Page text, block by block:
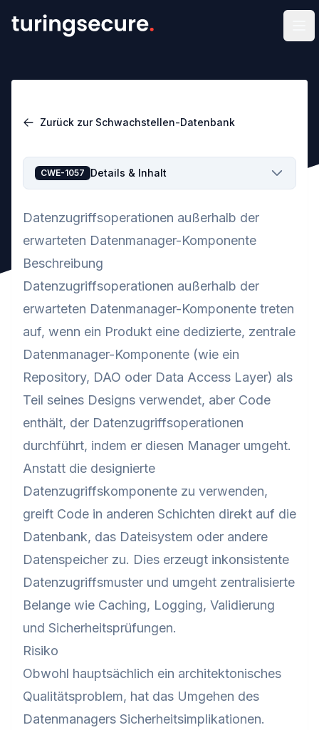
Zurück zur Schwachstellen-Datenbank
CWE-1057 Details & Inhalt
Datenzugriffsoperationen außerhalb der
erwarteten Datenmanager-Komponente
Beschreibung
Datenzugriffsoperationen außerhalb der
erwarteten Datenmanager-Komponente treten
auf, wenn ein Produkt eine dedizierte, zentrale
Datenmanager-Komponente (wie ein
Repository, DAO oder Data Access Layer) als
Teil seines Designs verwendet, aber Code
enthält, der Datenzugriffsoperationen
durchführt, indem er diesen Manager umgeht.
Anstatt die designierte
Datenzugriffskomponente zu verwenden,
greift Code in anderen Schichten direkt auf die
Datenbank, das Dateisystem oder andere
Datenspeicher zu. Dies erzeugt inkonsistente
Datenzugriffsmuster und umgeht zentralisierte
Belange wie Caching, Logging, Validierung
und Sicherheitsprüfungen.
Risiko
Obwohl hauptsächlich ein architektonisches
Qualitätsproblem, hat das Umgehen des
Datenmanagers Sicherheitsimplikationen.